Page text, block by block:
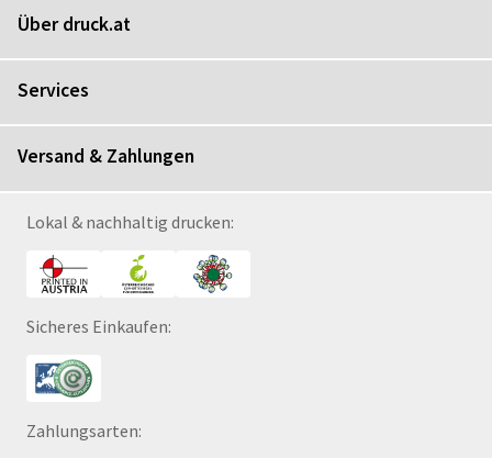
Über druck.at
Services
Versand & Zahlungen
Lokal & nachhaltig drucken:
Sicheres Einkaufen:
Zahlungsarten: